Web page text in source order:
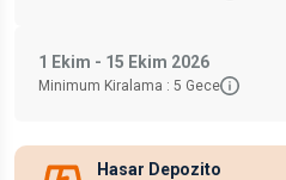
1 Ekim - 15 Ekim 2026
Minimum Kiralama : 5 Gece
Hasar Depozito